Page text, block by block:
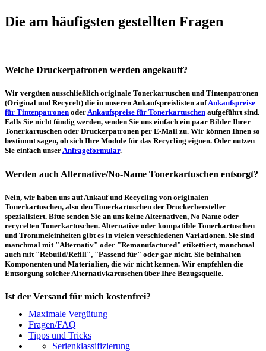
Die am häufigsten gestellten Fragen
Welche Druckerpatronen werden angekauft?
Wir vergüten ausschließlich originale Tonerkartuschen und Tintenpatronen
(Original und Recycelt) die in unseren Ankaufspreislisten aufAnkaufspreise
für Tintenpatronen oderAnkaufspreise für Tonerkartuschen aufgeführt sind.
Falls Sie nicht fündig werden, senden Sie uns einfach ein paar Bilder Ihrer
Tonerkartuschen oder Druckerpatronen per E-Mail zu. Wir können Ihnen so
bestimmt sagen, ob sich Ihre Module für das Recycling eignen. Oder nutzen
Sie einfach unserAnfrageformular.
Werden auch Alternative/No-Name Tonerkartuschen entsorgt?
Nein, wir haben uns auf Ankauf und Recycling von originalen
Tonerkartuschen, also den Tonerkartuschen der Druckerhersteller
spezialisiert. Bitte senden Sie an uns keine Alternativen, No Name oder
recycelten Tonerkartuschen. Alternative oder kompatible Tonerkartuschen
und Trommeleinheiten gibt es in vielen verschiedenen Variationen. Sie sind
manchmal mit "Alternativ" oder "Remanufactured" etikettiert, manchmal
auch mit "Rebuild/Refill", "Passend für" oder gar nicht. Sie beinhalten
Komponenten und Materialien, die wir nicht kennen. Wir empfehlen die
Entsorgung solcher Alternativkartuschen über Ihre Bezugsquelle.
Ist der Versand für mich kostenfrei?
Ein kostenfreier, innerdeutscher Versand (Paketmarke bzw.
Palettenabholung) ist erst ab einem Ankaufswert von 30,00€ pro Paket bzw.
150,00€ pro Palette möglich. Unter diesen Werten belaufen sich die
Rücksendekosten auf 7,14€ pro Paket bzw. 59,50€ pro Palette (inkl. MwSt.).
Maximale Vergütung
Fragen/FAQ
Tipps und Tricks
Serienklassifizierung